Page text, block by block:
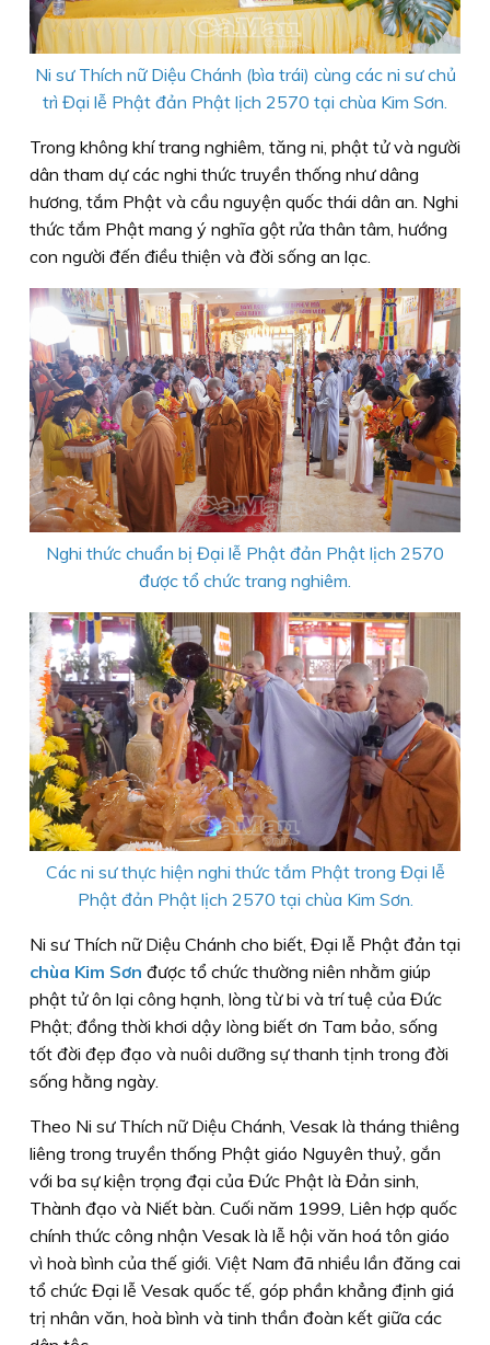
Ni sư Thích nữ Diệu Chánh (bìa trái) cùng các ni sư chủ
trì Đại lễ Phật đản Phật lịch 2570 tại chùa Kim Sơn.
Trong không khí trang nghiêm, tăng ni, phật tử và người
dân tham dự các nghi thức truyền thống như dâng
hương, tắm Phật và cầu nguyện quốc thái dân an. Nghi
thức tắm Phật mang ý nghĩa gột rửa thân tâm, hướng
con người đến điều thiện và đời sống an lạc.
Nghi thức chuẩn bị Đại lễ Phật đản Phật lịch 2570
được tổ chức trang nghiêm.
Các ni sư thực hiện nghi thức tắm Phật trong Đại lễ
Phật đản Phật lịch 2570 tại chùa Kim Sơn.
Ni sư Thích nữ Diệu Chánh cho biết, Đại lễ Phật đản tại
chùa Kim Sơn được tổ chức thường niên nhằm giúp
phật tử ôn lại công hạnh, lòng từ bi và trí tuệ của Đức
Phật; đồng thời khơi dậy lòng biết ơn Tam bảo, sống
tốt đời đẹp đạo và nuôi dưỡng sự thanh tịnh trong đời
sống hằng ngày.
Theo Ni sư Thích nữ Diệu Chánh, Vesak là tháng thiêng
liêng trong truyền thống Phật giáo Nguyên thuỷ, gắn
với ba sự kiện trọng đại của Đức Phật là Đản sinh,
Thành đạo và Niết bàn. Cuối năm 1999, Liên hợp quốc
chính thức công nhận Vesak là lễ hội văn hoá tôn giáo
vì hoà bình của thế giới. Việt Nam đã nhiều lần đăng cai
tổ chức Đại lễ Vesak quốc tế, góp phần khẳng định giá
trị nhân văn, hoà bình và tinh thần đoàn kết giữa các